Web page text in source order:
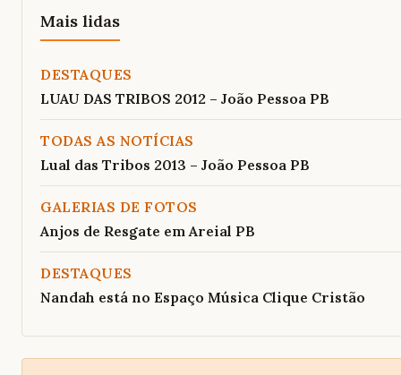
Mais lidas
DESTAQUES
LUAU DAS TRIBOS 2012 – João Pessoa PB
TODAS AS NOTÍCIAS
Lual das Tribos 2013 – João Pessoa PB
GALERIAS DE FOTOS
Anjos de Resgate em Areial PB
DESTAQUES
Nandah está no Espaço Música Clique Cristão